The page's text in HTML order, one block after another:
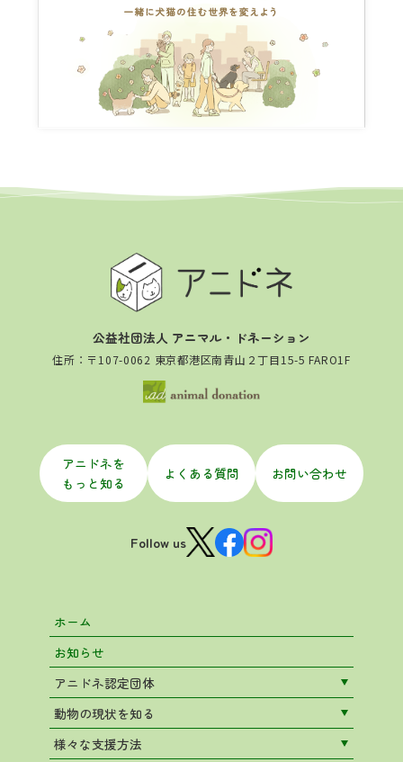
公益社団法人 アニマル・ドネーション
住所：〒107-0062 東京都港区南青山２丁目15-5 FARO1F
アニドネを
もっと知る
よくある質問 お問い合わせ
Follow us
ホーム
お知らせ
アニドネ認定団体
動物の現状を知る
様々な支援方法